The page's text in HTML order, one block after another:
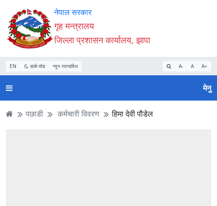
Accessibility
Mode
सुरु
गर्नुहोस्
सामाग्री
पढ्नुहाेस्
नेभिगेसन
पढ्नुहाेस्
वेबसाइट
खोजमा
जानुहोस्
नेपाल सरकार
गृह मन्त्रालय
जिल्ला प्रशासन कार्यालय, झापा
EN डार्क मोड न्यून व्यान्डविथ A- A A+
मेनु
पछाडी कर्मचारी विवरण हिमा देवी पौडेल